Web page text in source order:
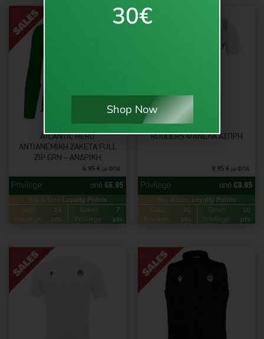
ATLANTIC HERO
ΑΝΤΙΑΝΕΜΙΚΉ ΖΑΚΈΤΑ FULL
ZIP GRN – ΑΝΔΡΙΚΉ
6.95 € με ΦΠΑ
από €6.95
Buy & Earn Loyalty Points
Gold
Privilege:
14
pts.
Green
Privilege:
7
pts.
RODDERS ΦΑΝΈΛΑ ΆΣΠΡΗ
9.95 € με ΦΠΑ
από €9.95
Buy & Earn Loyalty Points
Gold
Privilege:
20
pts.
Green
Privilege:
10
pts.
30€
Shop Now